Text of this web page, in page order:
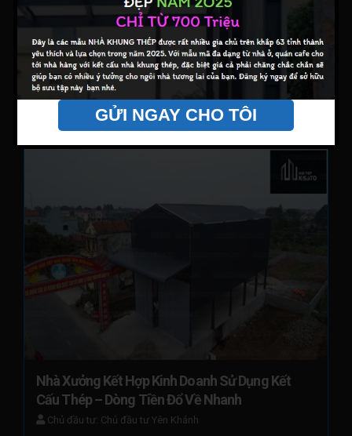
Tân Bình – TP Hồ Chí Minh
Chủ đầu tư: Hồ Văn Lành
Địa chỉ: Tân Bình - TP Hồ Chí Minh
Diện tích: 150 m2
Số tầng: 2 tầng
Nhà Xưởng Kết Hợp Kinh Doanh Sử Dụng Kết
Cấu Thép – Dòng Tiền Đổ Về Nhanh
Chủ đầu tư: Chủ đầu tư Yên Khánh
GỬI NGAY CHO TÔI